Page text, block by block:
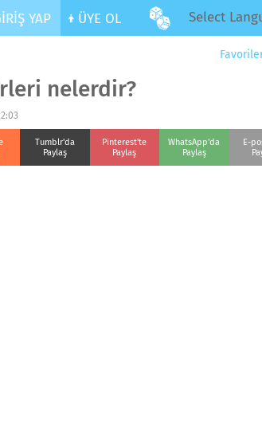
YAP ÜYE OL Select
nelerdir?
Tumblr'da
Paylaş
Pinterest'te
Paylaş
WhatsApp'da
Paylaş
E-